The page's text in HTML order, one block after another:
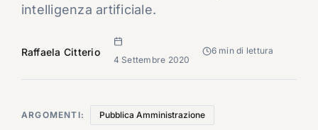
intelligenza artificiale.
Raffaela Citterio
4 Settembre 2020
6 min di lettura
ARGOMENTI: Pubblica Amministrazione